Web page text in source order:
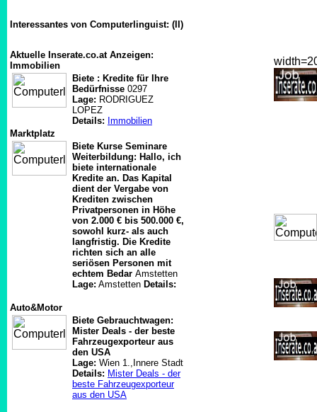
Interessantes von Computerlinguist: (II)
Aktuelle Inserate.co.at Anzeigen:
Immobilien
Biete : Kredite für Ihre
Bedürfnisse 0297
Lage: RODRIGUEZ
LOPEZ
Details: Immobilien
Marktplatz
Biete Kurse Seminare
Weiterbildung: Hallo, ich
biete internationale
Kredite an. Das Kapital
dient der Vergabe von
Krediten zwischen
Privatpersonen in Höhe
von 2.000 € bis 500.000 €,
sowohl kurz- als auch
langfristig. Die Kredite
richten sich an alle
seriösen Personen mit
echtem Bedar Amstetten
Lage: Amstetten Details:
Auto&Motor
Biete Gebrauchtwagen:
Mister Deals - der beste
Fahrzeugexporteur aus
den USA
Lage: Wien 1.,Innere Stadt
Details: Mister Deals - der
beste Fahrzeugexporteur
aus den USA